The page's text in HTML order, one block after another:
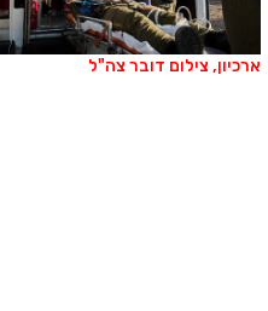
צילום דובר צה"ל